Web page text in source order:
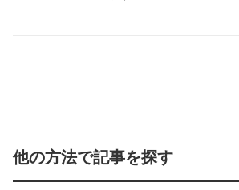
他の方法で記事を探す